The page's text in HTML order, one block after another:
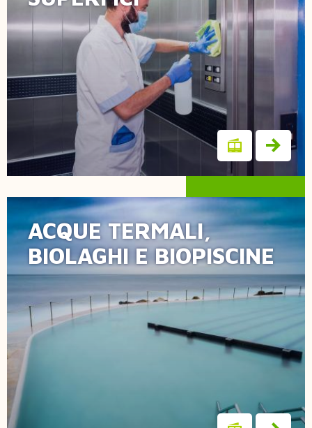
ACQUE TERMALI,
BIOLAGHI E BIOPISCINE
Ecolife